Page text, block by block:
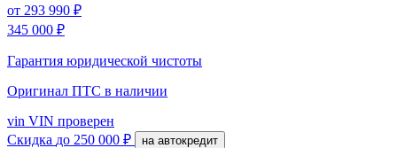
от 293 990 ₽
345 000 ₽
Гарантия юридической чистоты
Оригинал ПТС в наличии
vin VIN проверен
Скидка до 250 000 ₽ на автокредит